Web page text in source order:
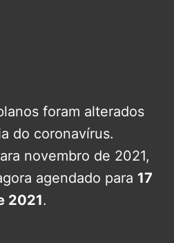
foram alterados
do coronavírus.
novembro de 2021,
agendado para 17
2021.